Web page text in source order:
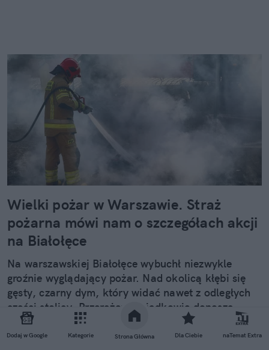
Dodaj w Google Kategorie Strona Główna Dla Ciebie naTemat Extra
Wielki pożar w Warszawie. Straż
pożarna mówi nam o szczegółach akcji
na Białołęce
Na warszawskiej Białołęce wybuchł niezwykle
groźnie wyglądający pożar. Nad okolicą kłębi się
gęsty, czarny dym, który widać nawet z odległych
części stolicy. Przerażeni świadkowie donoszą
również o eksplozjach.